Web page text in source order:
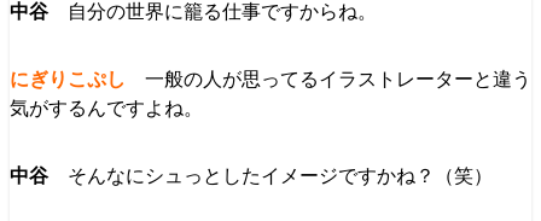
自分の世界に籠る仕事ですからね。
一般の人が思ってるイラストレーターと違う
気がするんですよね。
そんなにシュっとしたイメージですかね？（笑）